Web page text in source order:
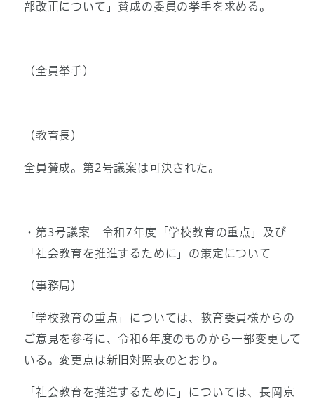
部改正について」賛成の委員の挙手を求める。
（全員挙手）
（教育長）
全員賛成。第2号議案は可決された。
・第3号議案 令和7年度「学校教育の重点」及び
「社会教育を推進するために」の策定について
（事務局）
「学校教育の重点」については、教育委員様からの
ご意見を参考に、令和6年度のものから一部変更して
いる。変更点は新旧対照表のとおり。
「社会教育を推進するために」については、長岡京